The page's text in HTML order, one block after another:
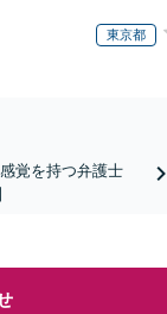
東京都
覚を持つ弁護士